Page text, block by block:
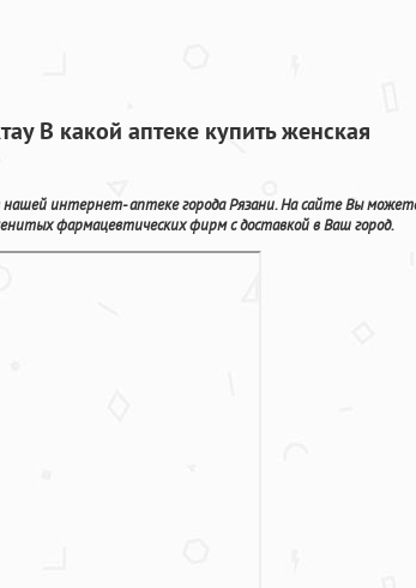
В какой аптеке купить женская
нашей интернет- аптеке города Рязани. На сайте Вы
фармацевтических фирм с доставкой в Ваш город.